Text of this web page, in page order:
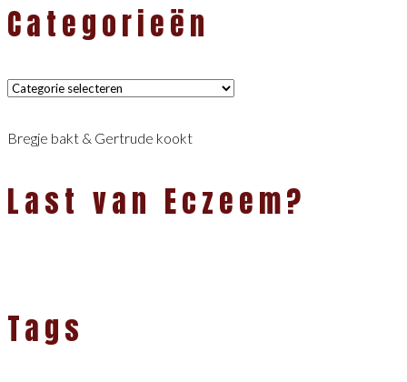
Categorieën
Categorieën
Bregje bakt & Gertrude kookt
Last van Eczeem?
Tags